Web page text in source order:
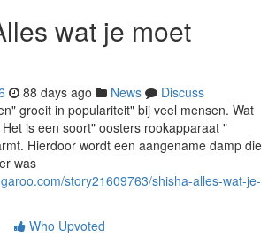
wat je moet
88 days ago News
Discuss
groeit in populariteit" bij veel mensen. Wat
is een soort" oosters rookapparaat "
Hierdoor wordt een aangename damp die
was
story21609763/shisha-alles-wat-je-
Who Upvoted